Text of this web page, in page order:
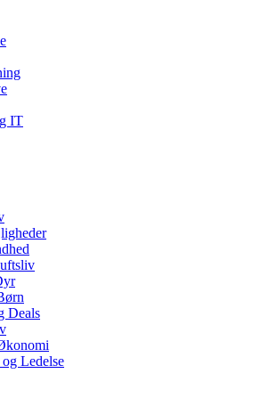
IT
Deals
Ledelse